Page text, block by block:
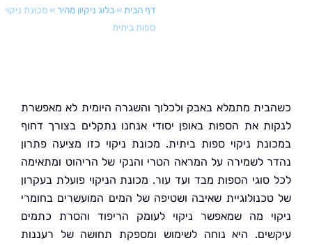
»בלוג ניקיון מהיר »מכונת ניקוי
ספות ביתית
מתמלא באבק ולכלוך והשגרה היומית לא מאפשרת
את הספות באופן יסודי אנחנו נתקלים בצורך דחוף
ניקוי ספות ביתית. מכונת ניקוי כזו מציעה פתרון
לשמירה על המראה הטרי והנקי של הריהוט ומתאימה
הספות מבד ועד עור. מכונת הניקוי פועלת בעקרון
שאיבה ושטיפה של המים המועשרים בחומרי
מה שמאפשר ניקוי לעומק הריפוד והסרת כתמים
היא נוחה לשימוש ומספקת תחושה של רעננות